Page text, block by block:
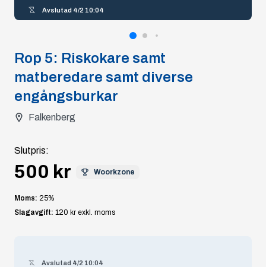
Avslutad 4/2 10:04
Rop 5: Riskokare samt
matberedare samt diverse
engångsburkar
Falkenberg
Slutpris:
500 kr Woorkzone
Moms: 25%
Slagavgift: 120 kr exkl. moms
Avslutad 4/2 10:04